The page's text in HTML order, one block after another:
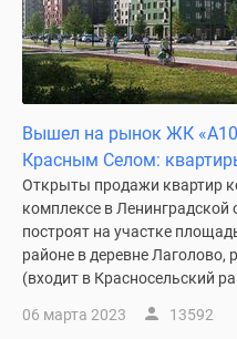
Вышел на рынок ЖК
Красным Селом:
Открыты продажи квартир
комплексе в
построят на участке
районе в деревне Лаголово,
(входит в Красносельский
06 марта 2023 13592